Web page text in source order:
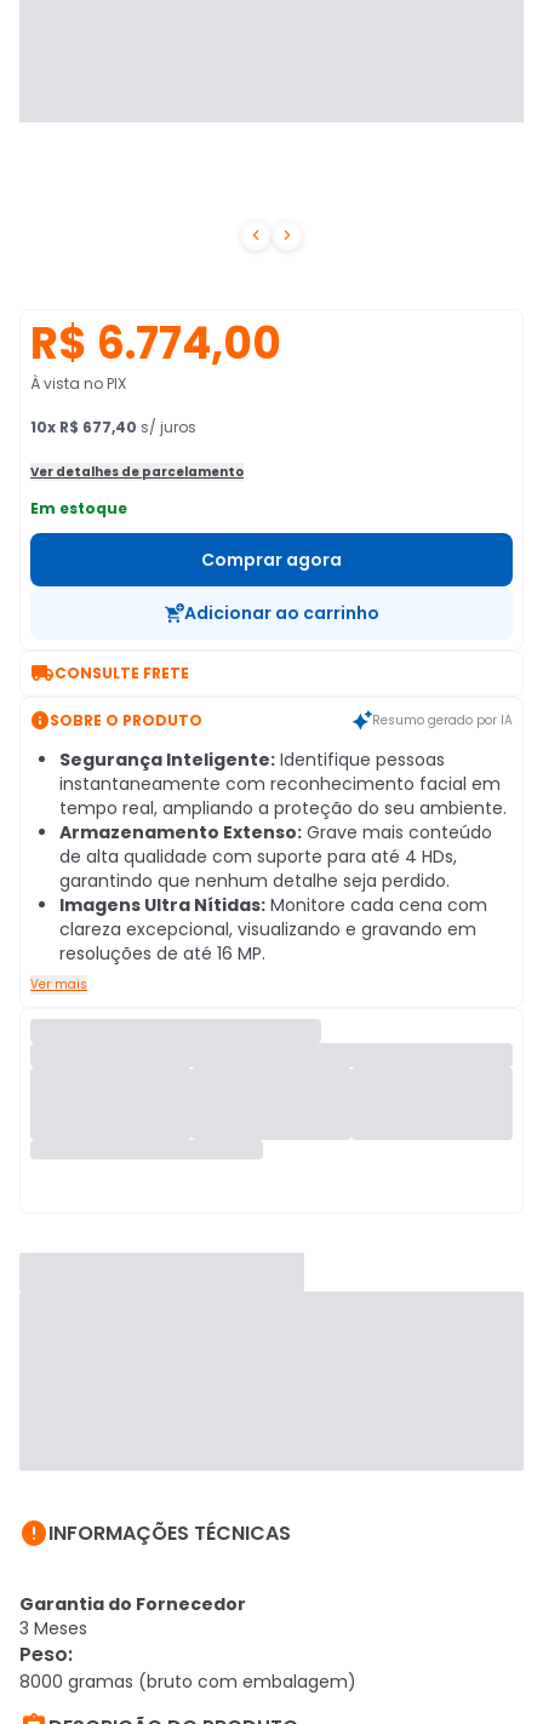
 
R$ 6.774,00
À vista no PIX
10x R$ 677,40 s/ juros
Ver detalhes de parcelamento
Em estoque
Comprar agora
Adicionar ao carrinho
CONSULTE FRETE
SOBRE O PRODUTO Resumo gerado por IA
Segurança Inteligente: Identifique pessoas
instantaneamente com reconhecimento facial em
tempo real, ampliando a proteção do seu ambiente.
Armazenamento Extenso: Grave mais conteúdo
de alta qualidade com suporte para até 4 HDs,
garantindo que nenhum detalhe seja perdido.
Imagens Ultra Nítidas: Monitore cada cena com
clareza excepcional, visualizando e gravando em
resoluções de até 16 MP.
Ver mais
INFORMAÇÕES TÉCNICAS
Garantia do Fornecedor
3 Meses
Peso:
8000 gramas (bruto com embalagem)